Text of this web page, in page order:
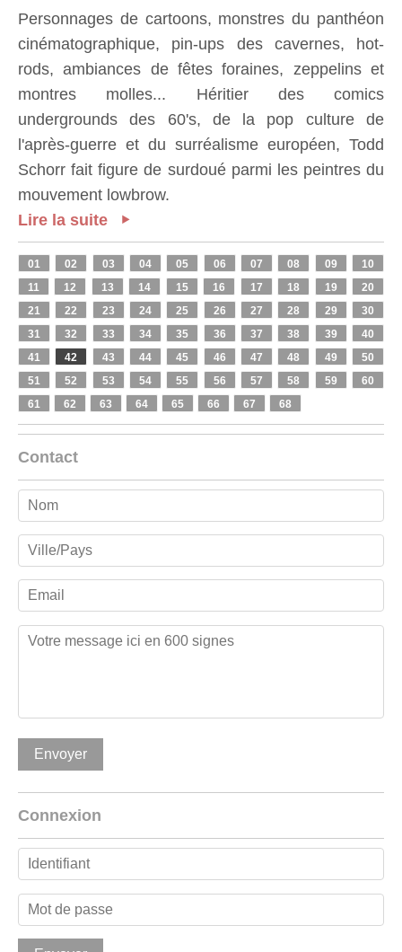
Personnages de cartoons, monstres du panthéon
cinématographique, pin-ups des cavernes, hot-
rods, ambiances de fêtes foraines, zeppelins et
montres molles... Héritier des comics
undergrounds des 60's, de la pop culture de
l'après-guerre et du surréalisme européen, Todd
Schorr fait figure de surdoué parmi les peintres du
mouvement lowbrow.
Lire la suite
01 02 03 04 05 06 07 08 09
10
11
12 13 14 15 16 17 18 19
20
21
22 23 24 25 26 27 28 29
30
31
32 33 34 35 36 37 38 39
40
41
42 43 44 45 46 47 48 49
50
51
52 53 54 55 56 57 58 59
60
61
62 63 64 65 66 67 68
Contact
Connexion